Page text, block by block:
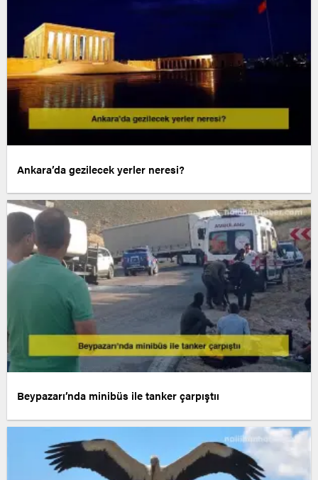
Ankara’da gezilecek yerler neresi?
Beypazarı’nda minibüs ile tanker çarpıştıı